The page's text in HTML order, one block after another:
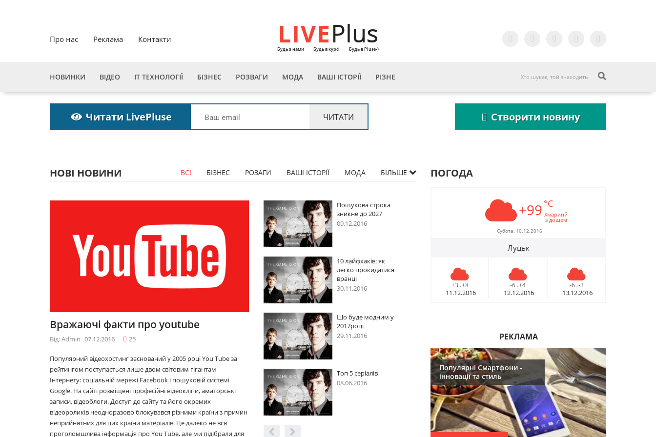
Про нас Реклама Контакти LIVEPlus
Будь з нами Будь в курсі Будь в Pluse-)
НОВИНКИ ВІДЕО ІТ ТЕХНОЛОГІЇ БІЗНЕС РОЗВАГИ МОДА ВАШІ ІСТОРІЇ РІЗНЕ
Читати LivePluse Створити новину
НОВІ НОВИНИ ВСІ БІЗНЕС РОЗАГИ ВАШІ ІСТОРІЇ МОДА БІЛЬШЕ
Вражаючі факти про youtube
Від: Admin 07.12.2016 25
Популярний відеохостинг заснований у 2005 році You Tube за
рейтингом поступається лише двом світовим гігантам
Інтернету: соціальній мережі Facebook і пошуковій системі
Google. На сайті розміщені професійні відеокліпи, аматорські
записи, відеоблоги. Доступ до сайту та його окремих
відеороликів неодноразово блокувався різними країни з причин
неприйнятних для цих країни матеріалів. Це далеко не вся
проголомшлива інформація про You Tube, але ми підібрали для
10 лайфхаків: як
легко прокидатися
2017році
29.11.2016
Топ 5 серіалів
08.06.2016
09.12.2016
10 лайфхаків: як
легко прокидатися
вранці
30.11.2016
2017році
Топ 5 серіалів
08.06.2016
Пошукова строка
зникне до 2027
09.12.2016
10 лайфхаків: як
легко прокидатися
вранці
30.11.2016
Що буде модним у
2017році
29.11.2016
Топ 5 серіалів
08.06.2016
Пошукова строка
зникне до 2027
09.12.2016
легко прокидатися
29.11.2016
Топ 5 серіалів
08.06.2016
ПОГОДА
+99 °C
Хмаринй
з дощем
Субота, 10.12.2016
Луцьк
+3 - +8
11.12.2016
-6 - +4
12.12.2016
-6 - -3
13.12.2016
РЕКЛАМА
Популярні Смартфони -
інновації та стиль